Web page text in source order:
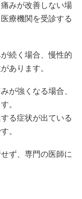
みが改善しない場
療機関を受診する
が続く場合、慢性的
あります。​
が強くなる場合、
。​
する症状が出ている
。​
ず、専門の医師に